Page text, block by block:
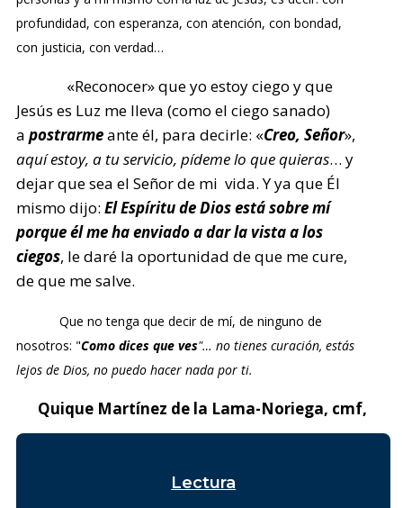
profundidad, con esperanza, con atención, con bondad,
con justicia, con verdad…
«Reconocer» que yo estoy ciego y que
Jesús es Luz me lleva (como el ciego sanado)
apostrarmeante él, para decirle: «Creo, Señor»,
aquí estoy, a tu servicio, pídeme lo que quieras… y
dejar que sea el Señor de mi vida. Y ya que Él
mismo dijo:El Espíritu de Dios está sobre mí
porque él me ha enviado a dar la vista a los
ciegos, le daré la oportunidad de que me cure,
de que me salve.
Que no tenga que decir de mí, de ninguno de
nosotros: "Como dices que ves"… no tienes curación, estás
lejos de Dios, no puedo hacer nada por ti.
Quique Martínez de la Lama-Noriega, cmf,
Lectura